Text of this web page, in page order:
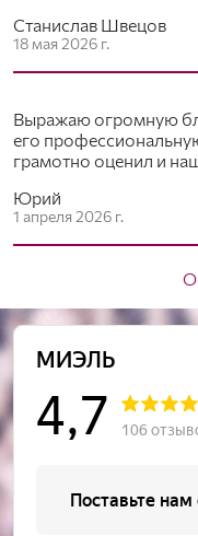
Станислав Швецов
18 мая 2026 г.
Выражаю огромную
его
грамотно оценил и
Юрий
1 апреля 2026 г.